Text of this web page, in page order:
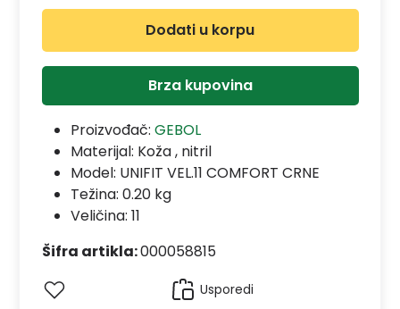
Dodati u korpu
Brza kupovina
Proizvođač: GEBOL
Materijal: Koža , nitril
Model: UNIFIT VEL.11 COMFORT CRNE
Težina: 0.20 kg
Veličina: 11
Šifra artikla:000058815
Usporedi